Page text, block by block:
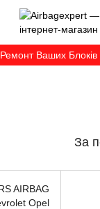
Ремонт Ваших Блоків
За